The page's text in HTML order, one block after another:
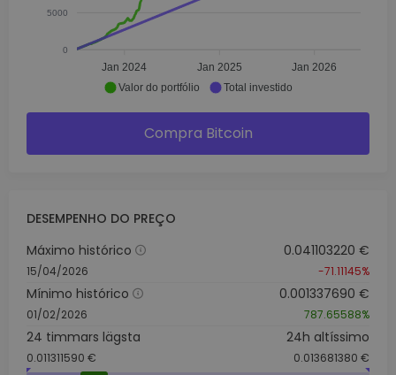
5000
0
Jan 2024 Jan 2025 Jan 2026
Valor do portfólio Total investido
Compra Bitcoin
DESEMPENHO DO PREÇO
Máximo histórico
15/04/2026
0.041103220 €
-71.11145%
Mínimo histórico
01/02/2026
0.001337690 €
787.65588%
24 timmars lägsta
0.011311590 €
24h altíssimo
0.013681380 €